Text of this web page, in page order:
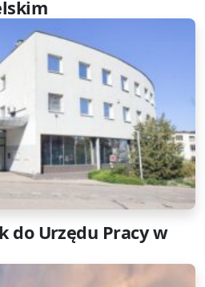
do Urzędu Pracy w